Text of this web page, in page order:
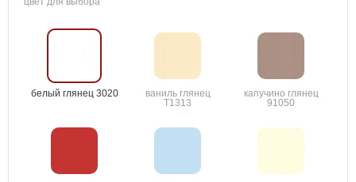
белый глянец 3020
ваниль глянец
T1313
капучино глянец
91050